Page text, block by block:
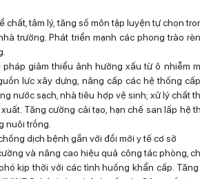
tâm lý, tăng số môn tập luyện tự chọn
trường. Phát triển mạnh các phong trào
giảm thiểu ảnh hưởng xấu từ ô nhiễm
lực xây dựng, nâng cấp các hệ thống
nước sạch, nhà tiêu hợp vệ sinh; xử lý chất
Tăng cường cải tạo, hạn chế san lấp hệ
nuôi trồng.
dịch bệnh gắn với đổi mới y tế cơ sở
và nâng cao hiệu quả công tác phòng,
kịp thời với các tình huống khẩn cấp.